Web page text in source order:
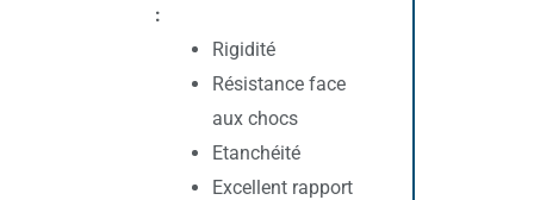
:
Rigidité
Résistance face
aux chocs
Etanchéité
Excellent rapport